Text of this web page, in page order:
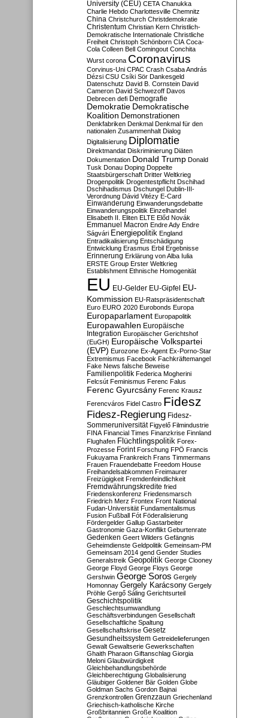
University (CEU) CETA Chanukka
Charlie Hebdo Charlottesville Chemnitz
China Christchurch Christdemokratie
Christentum Christian Kern Christlich-
Demokratische Internationale Christliche
Freiheit Christoph Schönborn CIA Coca-
Cola Colleen Bell Comingout Conchita
Wurst corona Coronavirus
Corvinus-Uni CPAC Crash Csaba András
Dézsi CSU Csíki Sör Dankesgeld
Datenschutz David B. Cornstein David
Cameron David Schwezoff Davos
Debrecen defi Demografie
Demokratie Demokratische
Koalition Demonstrationen
Denkfabriken Denkmal Denkmal für den
nationalen Zusammenhalt Dialog
Digitalisierung Diplomatie
Direktmandat Diskriminierung Diäten
Dokumentation Donald Trump Donald
Tusk Donau Doping Doppelte
Staatsbürgerschaft Dritter Weltkrieg
Drogenpolitik Drogentestpflicht Dschihad
Dschihadismus Dschungel Dublin-III-
Verordnung Dávid Vitézy E-Card
Einwanderung Einwanderungsdebatte
Einwanderungspolitik Einzelhandel
Elisabeth II. Eliten ELTE Előd Novák
Emmanuel Macron Endre Ady Endre
Ságvári Energiepolitik England
Entradikalisierung Entschädigung
Entwicklung Erasmus Erbil Ergebnisse
Erinnerung Erklärung von Alba Iulia
ERSTE Group Erster Weltkrieg
Establishment Ethnische Homogenität
EU EU-Gelder EU-Gipfel EU-
Kommission EU-Ratspräsidentschaft
Euro EURO 2020 Eurobonds Europa
Europaparlament Europapolitik
Europawahlen Europäische
Integration Europäischer Gerichtshof
(EuGH) Europäische Volkspartei
(EVP) Eurozone Ex-Agent Ex-Porno-Star
Extremismus Facebook Fachkräftemangel
Fake News falsche Beweise
Familienpolitik Federica Mogherini
Felcsút Feminismus Ferenc Falus
Ferenc Gyurcsány Ferenc Krausz
Ferencváros Fidel Castro Fidesz
Fidesz-Regierung Fidesz-
Sommeruniversität Figyelő Filmindustrie
FINA Financial Times Finanzkrise Finnland
Flughafen Flüchtlingspolitik Forex-
Prozesse Forint Forschung FPÖ Francis
Fukuyama Frankreich Frans Timmermans
Frauen Frauendebatte Freedom House
Freihandelsabkommen Freimaurer
Freizügigkeit Fremdenfeindlichkeit
Fremdwährungskredite fried
Friedenskonferenz Friedensmarsch
Friedrich Merz Frontex Front National
Fudan-Universität Fundamentalismus
Fusion Fußball Fót Föderalisierung
Fördergelder Gallup Gastarbeiter
Gastronomie Gaza-Konflikt Geburtenrate
Gedenken Geert Wilders Gefängnis
Geheimdienste Geldpolitik Gemeinsam-PM
Gemeinsam 2014 gend Gender Studies
Generalstreik Geopolitik George Clooney
George Floyd George Floys George
Gershwin George Soros Gergely
Homonnay Gergely Karácsony Gergely
Pröhle Gergő Sáling Gerichtsurteil
Geschichtspolitik
Geschlechtsumwandlung
Geschäftsverbindungen Gesellschaft
Gesellschaftliche Spaltung
Gesellschaftskrise Gesetz
Gesundheitssystem Getreidelieferungen
Gewalt Gewaltserie Gewerkschaften
Ghaith Pharaon Giftanschlag Giorgia
Meloni Glaubwürdigkeit
Gleichbehandlungsbehörde
Gleichberechtigung Globalisierung
Gläubiger Goldener Bär Golden Globe
Goldman Sachs Gordon Bajnai
Grenzkontrollen Grenzzaun Griechenland
Griechisch-katholische Kirche
Großbritannien Große Koalition